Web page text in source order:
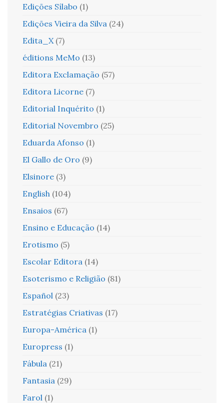
Edições Sílabo (1)
Edições Vieira da Silva (24)
Edita_X (7)
éditions MeMo (13)
Editora Exclamação (57)
Editora Licorne (7)
Editorial Inquérito (1)
Editorial Novembro (25)
Eduarda Afonso (1)
El Gallo de Oro (9)
Elsinore (3)
English (104)
Ensaios (67)
Ensino e Educação (14)
Erotismo (5)
Escolar Editora (14)
Esoterismo e Religião (81)
Español (23)
Estratégias Criativas (17)
Europa-América (1)
Europress (1)
Fábula (21)
Fantasia (29)
Farol (1)